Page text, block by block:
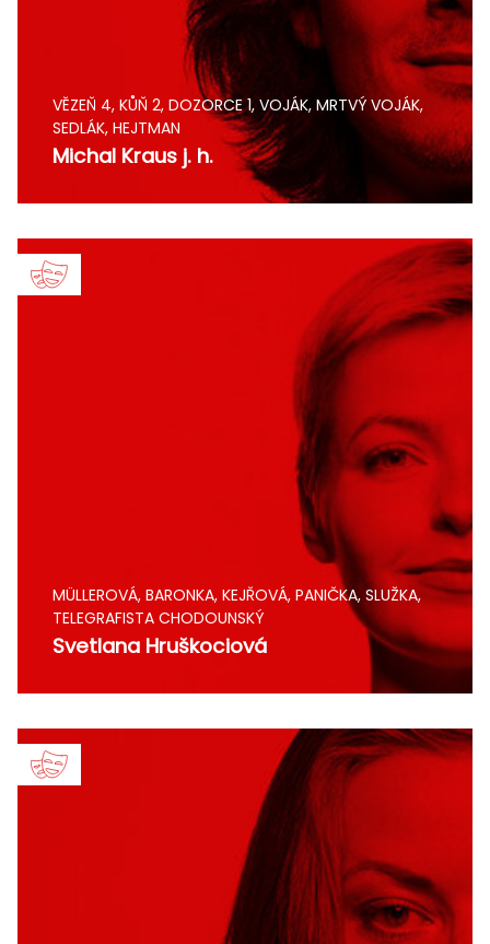
VĚZEŇ 4, KŮŇ 2, DOZORCE 1, VOJÁK, MRTVÝ VOJÁK,
SEDLÁK, HEJTMAN
Michal Kraus j. h.
MÜLLEROVÁ, BARONKA, KEJŘOVÁ, PANIČKA, SLUŽKA,
TELEGRAFISTA CHODOUNSKÝ
Svetlana Hruškociová